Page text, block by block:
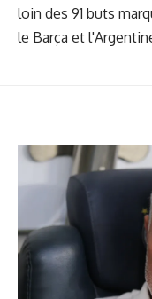
loin des 91 buts
le Barça et